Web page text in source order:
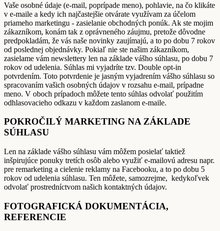
Vaše osobné údaje (e-mail, poprípade meno), pohlavie, na čo klikáte
v e-maile a kedy ich najčastejšie otvárate využívam za účelom
priameho marketingu - zasielanie obchodných ponúk. Ak ste mojim
zákazníkom, konám tak z oprávneného záujmu, pretože dôvodne
predpokladám, že vás naše novinky zaujímajú, a to po dobu 7 rokov
od poslednej objednávky. Pokiaľ nie ste našim zákazníkom,
zasielame vám newslettery len na základe vášho súhlasu, po dobu 7
rokov od udelenia. Súhlas mi vyjadríte tzv. Double opt-in
potvrdením. Toto potvrdenie je jasným vyjadrením vášho súhlasu so
spracovaním vašich osobných údajov v rozsahu e-mail, prípadne
meno. V oboch prípadoch môžete tento súhlas odvolať použitím
odhlasovacieho odkazu v každom zaslanom e-maile.
POKROČILÝ MARKETING NA ZÁKLADE
SÚHLASU
Len na základe vášho súhlasu vám môžem posielať taktiež
inšpirujúce ponuky tretích osôb alebo využiť e-mailovú adresu napr.
pre remarketing a cielenie reklamy na Facebooku, a to po dobu 5
rokov od udelenia súhlasu. Ten môžete, samozrejme, kedykoľvek
odvolať prostredníctvom našich kontaktných údajov.
FOTOGRAFICKÁ DOKUMENTÁCIA,
REFERENCIE